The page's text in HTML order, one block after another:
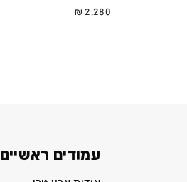
2,280
₪
עמודים ראשיים